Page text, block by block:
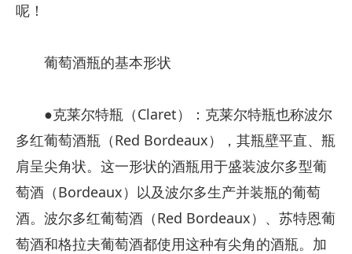
呢！
葡萄酒瓶的基本形状
●克莱尔特瓶（Claret）：克莱尔特瓶也称波尔
多红葡萄酒瓶（Red Bordeaux），其瓶壁平直、瓶
肩呈尖角状。这一形状的酒瓶用于盛装波尔多型葡
萄酒（Bordeaux）以及波尔多生产并装瓶的葡萄
酒。波尔多红葡萄酒（Red Bordeaux）、苏特恩葡
萄酒和格拉夫葡萄酒都使用这种有尖角的酒瓶。加